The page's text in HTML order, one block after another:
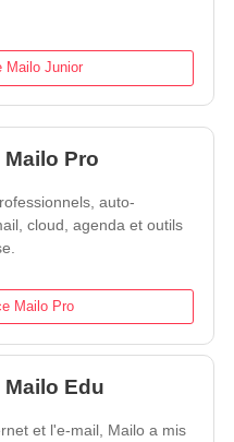
Mailo Junior
Pro
auto-
cloud, agenda et outils
Mailo Pro
Edu
et l'e-mail, Mailo a mis